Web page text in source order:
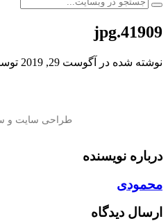
41909.jpg
نوشته شده در آگوست 29, 2019
درباره نویسنده
محمودی
ارسال دیدگاه